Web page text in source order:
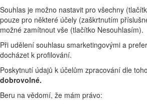
Souhlas je možno nastavit pro všechny
pouze pro některé účely (zaškrtnutím
možné zamítnout vše (tlačítko Nesouhlasím).
Při udělení souhlasu smarketingovými a
docházet k profilování.
Poskytnutí údajů k účelům zpracování dle
dobrovolné.
Beru na vědomí, že mám právo: